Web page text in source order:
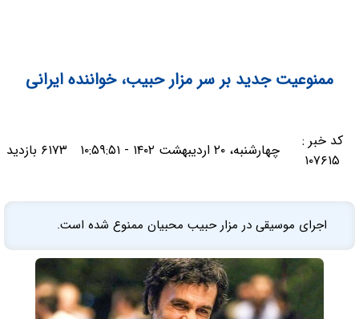
ممنوعیت جدید بر سر مزار ‎حبیب، خواننده ایرانی
کد خبر :
۱۰۷۶۱۵
چهارشنبه، ۲۰ اردیبهشت ۱۴۰۲ - ۱۰:۵۹:۵۱ ۶۱۷۳ بازدید
اجرای ‎موسیقی در مزار ‎حبیب محبیان ممنوع شده است.